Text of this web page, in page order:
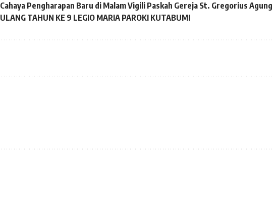
Cahaya Pengharapan Baru di Malam Vigili Paskah Gereja St. Gregorius Agung
ULANG TAHUN KE 9 LEGIO MARIA PAROKI KUTABUMI